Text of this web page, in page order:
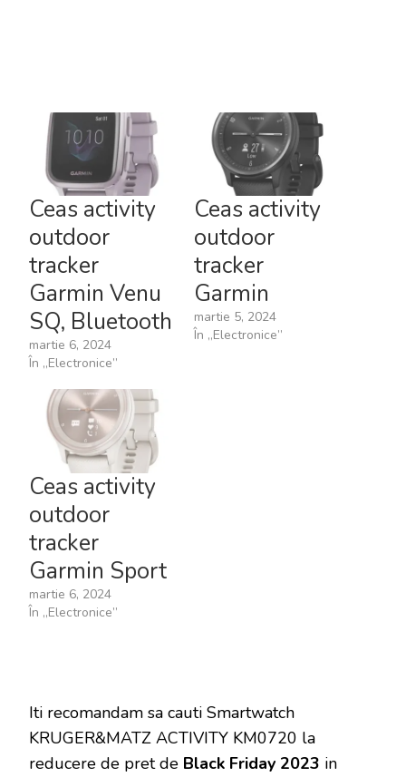
Ceas activity
outdoor
tracker
Garmin Venu
SQ, Bluetooth
martie 6, 2024
În „Electronice”
Ceas activity
outdoor
tracker
Garmin
martie 5, 2024
În „Electronice”
Ceas activity
outdoor
tracker
Garmin Sport
martie 6, 2024
În „Electronice”
Iti recomandam sa cauti Smartwatch
KRUGER&MATZ ACTIVITY KM0720 la
reducere de pret de Black Friday 2023 in